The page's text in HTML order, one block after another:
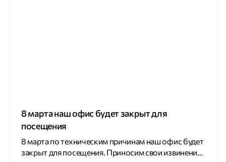
8 марта наш офис будет закрыт для
посещения
8 марта по техническим причинам наш офис будет
закрыт для посещения. Приносим свои извинения